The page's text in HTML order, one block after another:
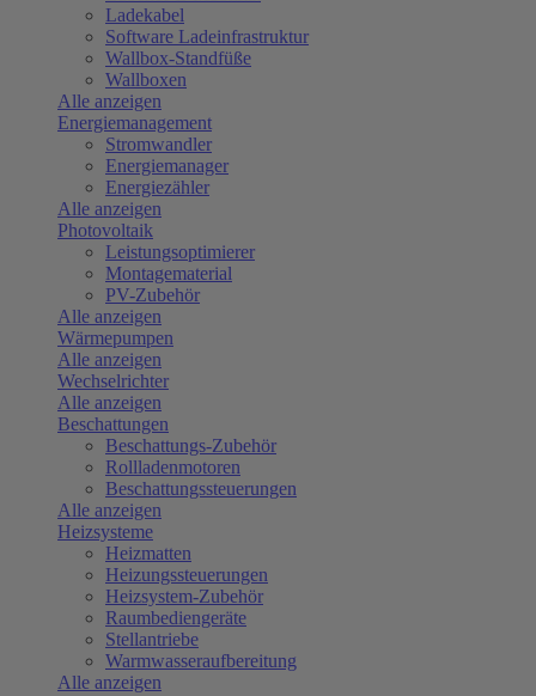
Ladekabel
Software Ladeinfrastruktur
Wallbox-Standfüße
Wallboxen
Alle anzeigen
Energiemanagement
Stromwandler
Energiemanager
Energiezähler
Alle anzeigen
Photovoltaik
Leistungsoptimierer
Montagematerial
PV-Zubehör
Alle anzeigen
Wärmepumpen
Alle anzeigen
Wechselrichter
Alle anzeigen
Beschattungen
Beschattungs-Zubehör
Rollladenmotoren
Beschattungssteuerungen
Alle anzeigen
Heizsysteme
Heizmatten
Heizungssteuerungen
Heizsystem-Zubehör
Raumbediengeräte
Stellantriebe
Warmwasseraufbereitung
Alle anzeigen